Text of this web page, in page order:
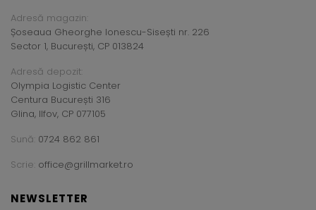
Adresă magazin:
Șoseaua Gheorghe Ionescu-Sisești nr. 226
Sector 1, București, CP 013824
Adresă depozit:
Olympia Logistic Center
Centura București 316
Glina, Ilfov, CP 077105
Sună: 0724 862 861
Scrie: office@grillmarket.ro
NEWSLETTER